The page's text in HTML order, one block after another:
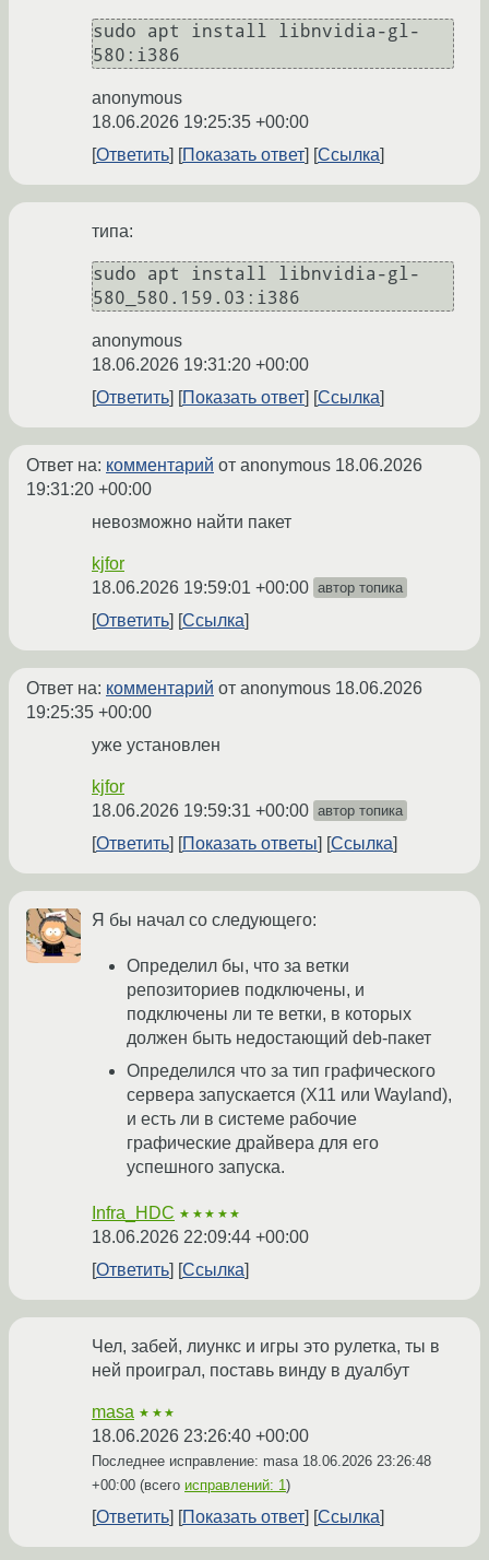
sudo apt install libnvidia-gl-
anonymous
18.06.2026 19:25:35 +00:00
Ответить
Показать ответ Ссылка
типа:
sudo apt install libnvidia-gl-
anonymous
18.06.2026 19:31:20 +00:00
Ответить
Показать ответ Ссылка
Ответ на: комментарий от anonymous 18.06.2026
19:31:20 +00:00
невозможно найти пакет
kjfor
18.06.2026 19:59:01 +00:00 автор топика
Ответить Ссылка
Ответ на: комментарий от anonymous 18.06.2026
19:25:35 +00:00
уже установлен
kjfor
18.06.2026 19:59:31 +00:00 автор топика
Ответить Показать ответы Ссылка
Я бы начал со следующего:
Определил бы, что за ветки
репозиториев подключены, и
подключены ли те ветки, в которых
должен быть недостающий deb-пакет
Определился что за тип графического
сервера запускается (X11 или Wayland),
и есть ли в системе рабочие
графические драйвера для его
успешного запуска.
Infra_HDC ★★★★★
18.06.2026 22:09:44 +00:00
Ответить
Ссылка
Чел, забей, лиункс и игры это рулетка, ты в
ней проиграл, поставь винду в дуалбут
masa ★★★
18.06.2026 23:26:40 +00:00
Последнее исправление: masa 18.06.2026 23:26:48
+00:00 (всего исправлений: 1)
Ответить Показать ответ Ссылка